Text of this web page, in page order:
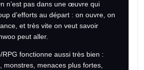
n’est pas dans une œuvre qui
d’efforts au départ : on ouvre, on
et très vite on veut savoir
peut aller.
RPG fonctionne aussi très bien :
monstres, menaces plus fortes,